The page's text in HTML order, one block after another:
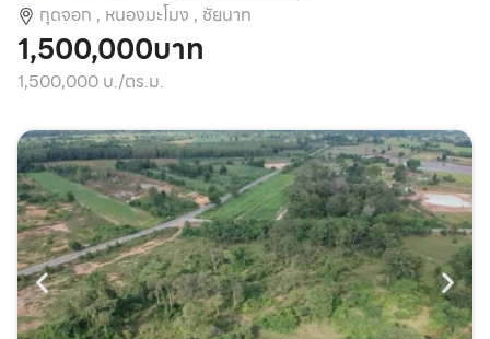
กุดจอก , หนองมะโมง , ชัยนาท
1,500,000บาท
1,500,000 บ./ตร.ม.